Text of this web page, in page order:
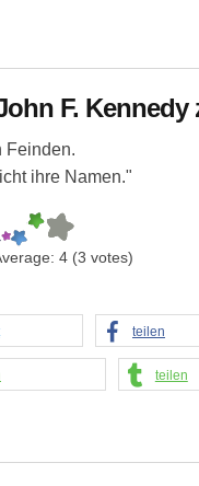
F. Kennedy
Feinden.
ihre Namen."
4 (3 votes)
teilen
teilen